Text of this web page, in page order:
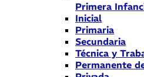
Primera
Inicial
Primaria
Secundaria
Técnica y
Permanente